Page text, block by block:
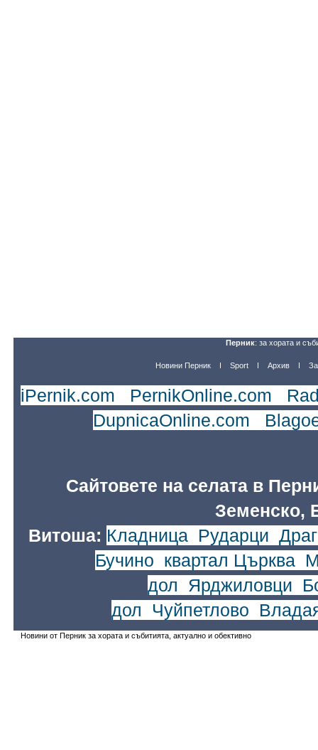
Перник: за хората и
Новини Перник Sport Архив
iPernik.com PernikOnline.com
DupnicaOnline.com
Сайтовете на селата в
Земенско,
Витоша: Кладница, Рударци
Бучино квартал Църква
дол
Ярджиловци
дол
Чуйпетлово
Новини от Перник за хората и събитията, актуално и обективно